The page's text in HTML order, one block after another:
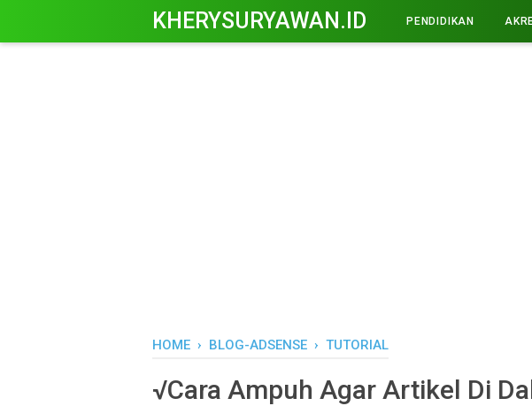
KHERYSURYAWAN.ID PENDIDIKAN
HOME › BLOG-ADSENSE › TUTORIAL
√Cara Ampuh Agar Artikel Di